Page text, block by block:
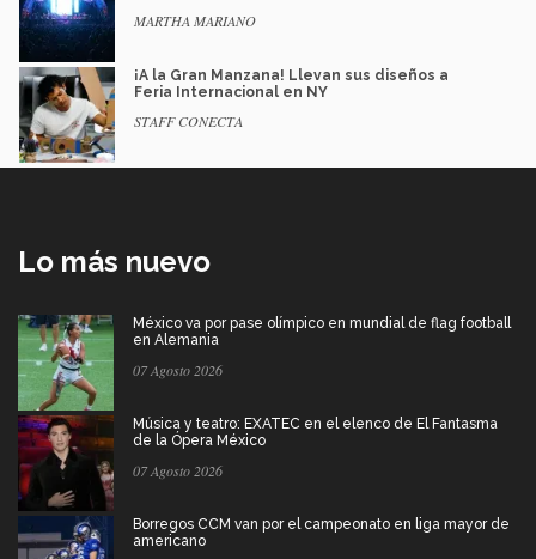
MARTHA MARIANO
¡A la Gran Manzana! Llevan sus diseños a
Feria Internacional en NY
STAFF CONECTA
Lo más nuevo
México va por pase olímpico en mundial de flag football
en Alemania
07 Agosto 2026
Música y teatro: EXATEC en el elenco de El Fantasma
de la Ópera México
07 Agosto 2026
Borregos CCM van por el campeonato en liga mayor de
americano